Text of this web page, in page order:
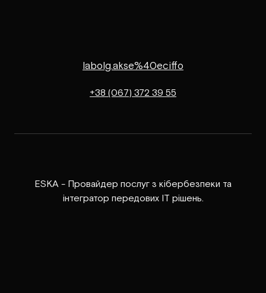
labolg.akse%40eciffo
+38 (067) 372 39 55
ESKA - Провайдер послуг з кібербезпеки та
інтегратор передових ІТ рішень.